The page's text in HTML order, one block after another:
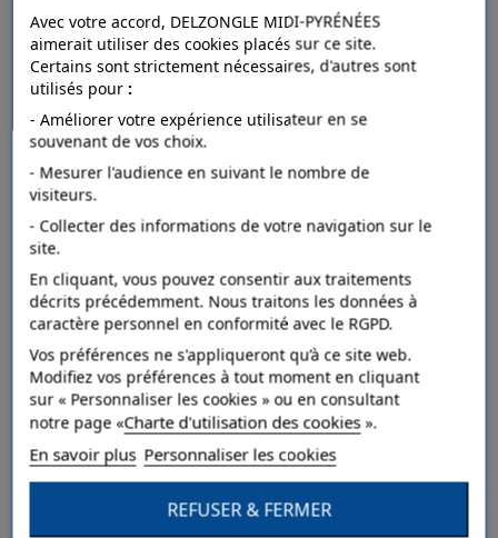
L'OUTIL PARFAIT Lot 18 pièces Microliss'HD
Code article : 82300167
Gencod : 3289550805779
Pcb : 1 Lot(s)
Référence : 80577
Contenant
Avec votre accord, DELZONGLE MIDI-PYRÉNÉES
aimerait utiliser des cookies placés sur ce site.
Certains sont strictement nécessaires, d'autres sont
utilisés pour :
- Améliorer votre expérience utilisateur en se
souvenant de vos choix.
- Mesurer l'audience en suivant le nombre de
visiteurs.
- Collecter des informations de votre navigation sur le
site.
En cliquant, vous pouvez consentir aux traitements
décrits précédemment. Nous traitons les données à
caractère personnel en conformité avec le RGPD.
Vos préférences ne s'appliqueront qu’à ce site web.
Modifiez vos préférences à tout moment en cliquant
sur « Personnaliser les cookies » ou en consultant
notre page «Charte d'utilisation des cookies».
En savoir plus Personnaliser les cookies
REFUSER & FERMER